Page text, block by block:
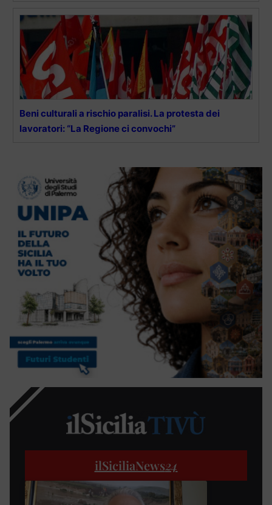
Beni culturali a rischio paralisi. La protesta dei
lavoratori: “La Regione ci convochi”
ilSiciliaNews24